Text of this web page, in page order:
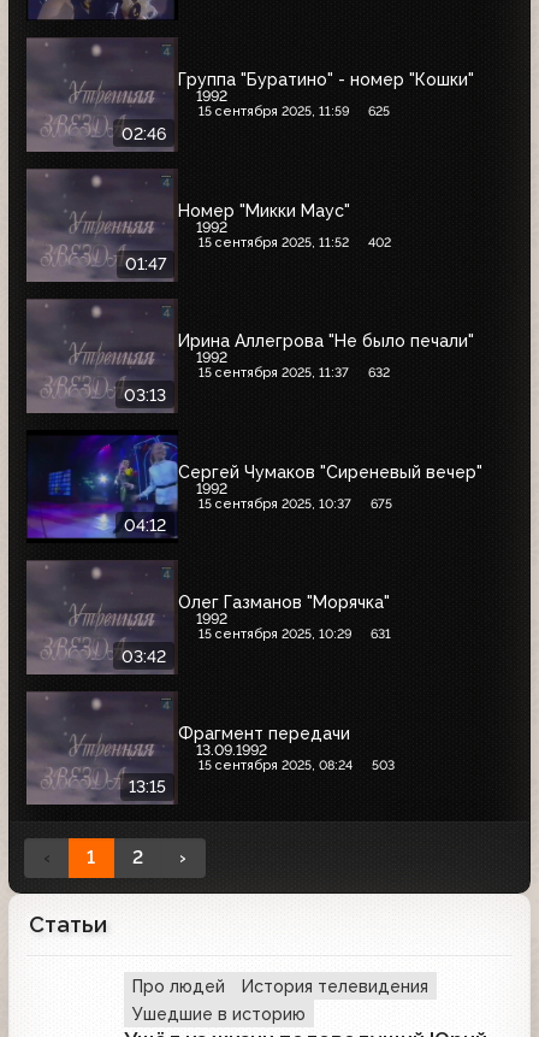
02:46
Группа "Буратино" - номер "Кошки"
1992
15 сентября 2025, 11:59 625
01:47
Номер "Микки Маус"
1992
15 сентября 2025, 11:52 402
03:13
Ирина Аллегрова "Не было печали"
1992
15 сентября 2025, 11:37 632
04:12
Сергей Чумаков "Сиреневый вечер"
1992
15 сентября 2025, 10:37 675
03:42
Олег Газманов "Морячка"
1992
15 сентября 2025, 10:29 631
13:15
Фрагмент передачи
13.09.1992
15 сентября 2025, 08:24 503
‹ 1 2 ›
Статьи
Про людей
История телевидения
Ушедшие в историю